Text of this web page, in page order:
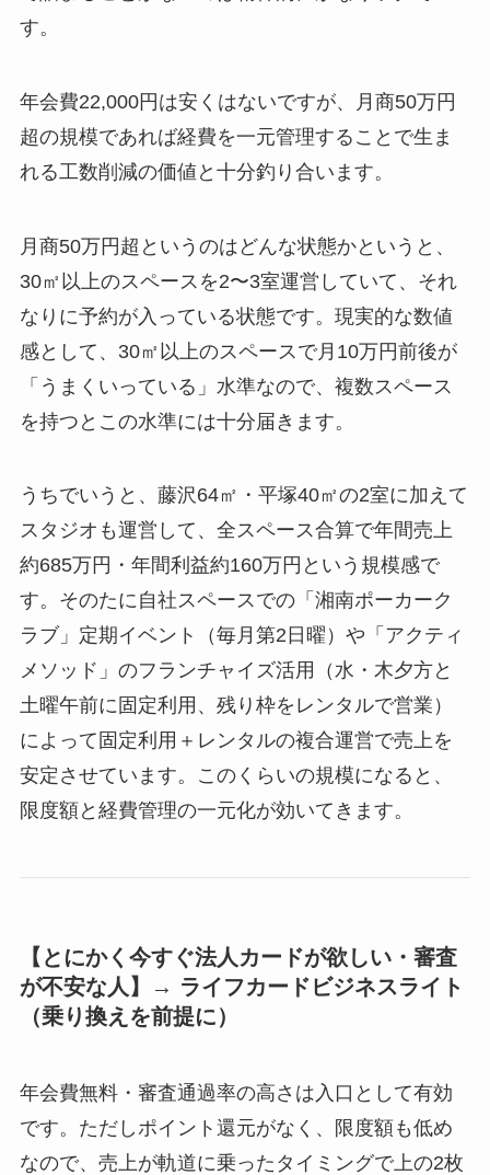
す。
年会費22,000円は安くはないですが、月商50万円
超の規模であれば経費を一元管理することで生ま
れる工数削減の価値と十分釣り合います。
月商50万円超というのはどんな状態かというと、
30㎡以上のスペースを2〜3室運営していて、それ
なりに予約が入っている状態です。現実的な数値
感として、30㎡以上のスペースで月10万円前後が
「うまくいっている」水準なので、複数スペース
を持つとこの水準には十分届きます。
うちでいうと、藤沢64㎡・平塚40㎡の2室に加えて
スタジオも運営して、全スペース合算で年間売上
約685万円・年間利益約160万円という規模感で
す。そのたに自社スペースでの「湘南ポーカーク
ラブ」定期イベント（毎月第2日曜）や「アクティ
メソッド」のフランチャイズ活用（水・木夕方と
土曜午前に固定利用、残り枠をレンタルで営業）
によって固定利用＋レンタルの複合運営で売上を
安定させています。このくらいの規模になると、
限度額と経費管理の一元化が効いてきます。
【とにかく今すぐ法人カードが欲しい・審査
が不安な人】→ ライフカードビジネスライト
（乗り換えを前提に）
年会費無料・審査通過率の高さは入口として有効
です。ただしポイント還元がなく、限度額も低め
なので、売上が軌道に乗ったタイミングで上の2枚